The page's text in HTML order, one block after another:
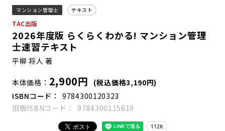
マンション管理士 テキスト
TAC出版
2026年度版 らくらくわかる! マンション管理
士速習テキスト
平柳 将人 著
本体価格 2,900円
(税込価格3,190円)
ISBNコード
9784300120323
旧版ISBNコード
9784300115619